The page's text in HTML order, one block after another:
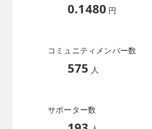
0.1480 円
コミュニティメンバー数
575 人
サポーター数